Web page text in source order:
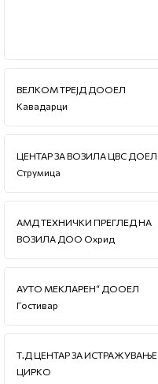
ВЕЛКОМ ТРЕЈД ДООЕЛ
Кавадарци
ЦЕНТАР ЗА ВОЗИЛА ЦВС ДОЕЛ
Струмица
АМД ТЕХНИЧКИ ПРЕГЛЕД НА
ВОЗИЛА ДОО Охрид
АУТО МЕКЛАРЕН“ ДООЕЛ
Гостивар
Т.Д ЦЕНТАР ЗА ИСТРАЖУВАЊЕ
ЦИРКО